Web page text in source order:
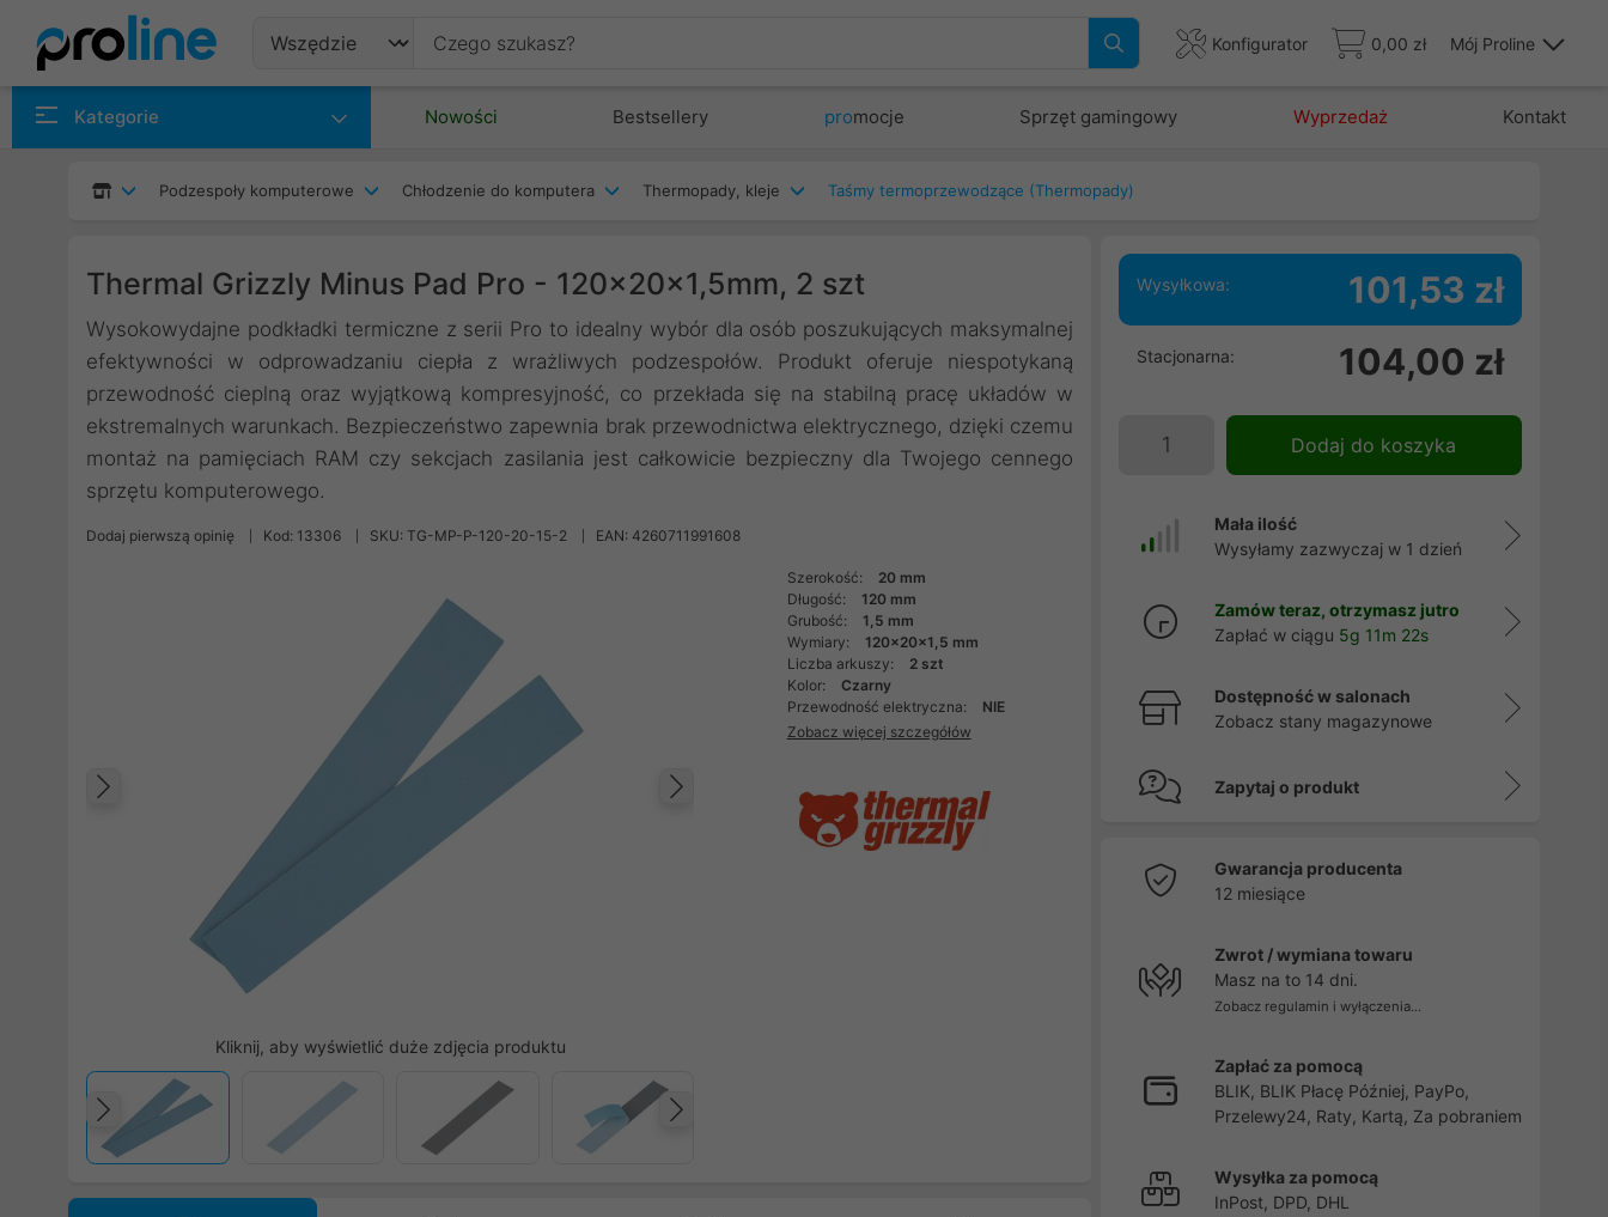
Konfigurator 0,00 zł Mój Proline
Kategorie Nowości Bestsellery promocje Sprzęt gamingowy Wyprzedaż Kontakt
Podzespoły komputerowe Chłodzenie do komputera Thermopady, kleje Taśmy termoprzewodzące (Thermopady)
Thermal Grizzly Minus Pad Pro - 120x20x1,5mm, 2 szt
Wysokowydajne podkładki termiczne z serii Pro to idealny wybór dla osób poszukujących maksymalnej
efektywności w odprowadzaniu ciepła z wrażliwych podzespołów. Produkt oferuje niespotykaną
przewodność cieplną oraz wyjątkową kompresyjność, co przekłada się na stabilną pracę układów w
ekstremalnych warunkach. Bezpieczeństwo zapewnia brak przewodnictwa elektrycznego, dzięki czemu
montaż na pamięciach RAM czy sekcjach zasilania jest całkowicie bezpieczny dla Twojego cennego
sprzętu komputerowego.
Dodaj pierwszą opinię Kod: 13306 SKU: TG-MP-P-120-20-15-2 EAN: 4260711991608
Następny
Poprzedni
Kliknij, aby wyświetlić duże zdjęcia produktu
Poprzedni
Szerokość:
20 mm
Długość:
120 mm
Grubość:
1,5 mm
Wymiary:
120x20x1,5 mm
Liczba arkuszy:
2 szt
Kolor:
Czarny
Przewodność elektryczna:
NIE
Zobacz więcej szczegółów
Wysyłkowa: 101,53 zł
Stacjonarna: 104,00 zł
Dodaj do koszyka
Mała ilość
Wysyłamy zazwyczaj w 1 dzień
Zamów teraz, otrzymasz jutro
Zapłać w ciągu 5g 11m 21s
Dostępność w salonach
Zobacz stany magazynowe
Zapytaj o produkt
Gwarancja producenta
12 miesiące
Zwrot / wymiana towaru
Masz na to 14 dni.
Zobacz regulamin i wyłączenia...
Zapłać za pomocą
BLIK, BLIK Płacę Później, PayPo,
Przelewy24, Raty, Kartą, Za pobraniem
Wysyłka za pomocą
InPost, DPD, DHL